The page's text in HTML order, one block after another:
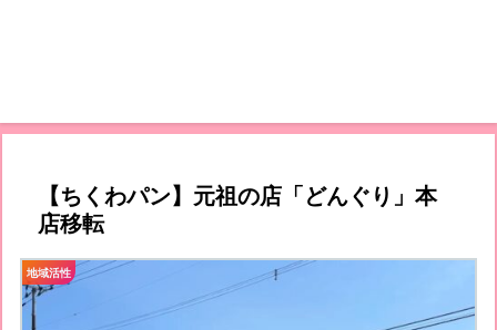
【ちくわパン】元祖の店「どんぐり」本
店移転
地域活性